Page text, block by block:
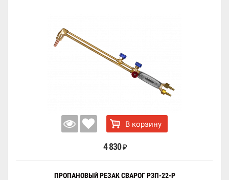
В корзину
4 830 ₽
ПРОПАНОВЫЙ РЕЗАК СВАРОГ Р3П-22-Р